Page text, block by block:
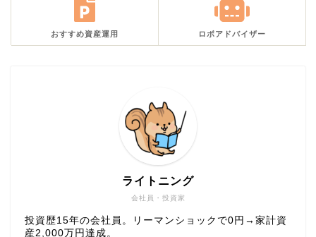
おすすめ資産運用 ロボアドバイザー
会社員・投資家
ライトニング
投資歴15年の会社員。リーマンショックで0円→家計資
産2,000万円達成。